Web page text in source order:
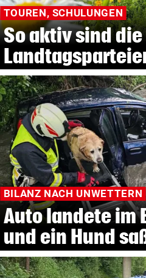
TOUREN, SCHULUNGEN
So aktiv sind die
BILANZ NACH UNWETTERN
Auto landete im
und ein Hund